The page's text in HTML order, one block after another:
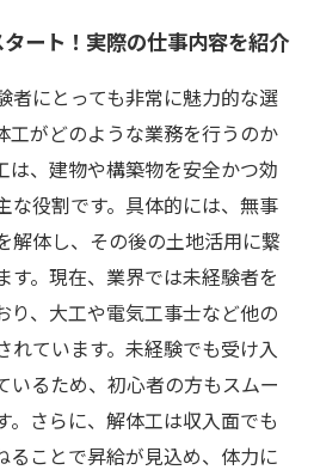
ート！実際の仕事内容を紹介
者にとっても非常に魅力的な選
工がどのような業務を行うのか
は、建物や構築物を安全かつ効
な役割です。具体的には、無事
解体し、その後の土地活用に繋
す。現在、業界では未経験者を
り、大工や電気工事士など他の
れています。未経験でも受け入
いるため、初心者の方もスムー
。さらに、解体工は収入面でも
ることで昇給が見込め、体力に